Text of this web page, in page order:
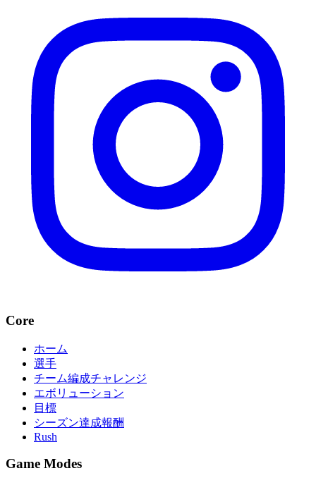
Core
ホーム
選手
チーム編成チャレンジ
エボリューション
目標
シーズン達成報酬
Rush
Game Modes